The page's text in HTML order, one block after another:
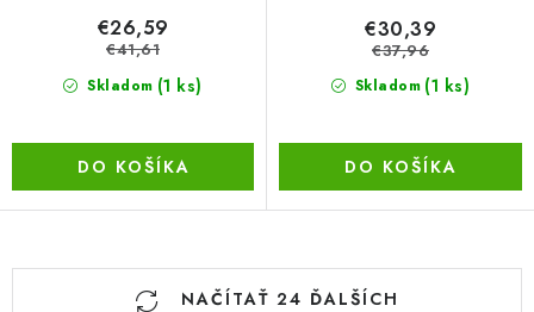
Skladom (1 ks)
€26,59
€41,61
DO KOŠÍKA
Skladom (1 ks)
€30,39
€37,96
DO KOŠÍKA
NAČÍTAŤ 24 ĎALŠÍCH